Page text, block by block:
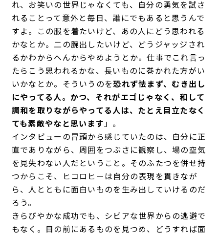
れ、お笑いの世界じゃなくても、自分の勇気を試さ
れることって意外と毎日、誰にでもあると思うんで
すよ。この服を着たいけど、あの人にどう思われる
かなとか。二の腕出したいけど、どうジャッジされ
るかわからへんからやめようとか。仕事でこれ言っ
たらこう思われるかな、長いものに巻かれた方がい
いかなとか。そういうのを恐れず怯まず、むき出し
にやってる人。かつ、それがエゴじゃなく、和して
調和を取りながらやってる人は、たとえ目立たなく
ても素敵やなと思います 」。
インタビューの冒頭から感じていたのは、自分に正
直でありながら、周囲をつぶさに観察し、場の空気
を見失わない人だということ。そのふたつを併せ持
つからこそ、ヒコロヒーは自分の表現を貫きなが
ら、人とともに面白いものを生み出していけるのだ
ろう。
きらびやかな成功でも、シビアな世界からの逃避で
もなく。目の前にあるものを見つめ、どうすれば面